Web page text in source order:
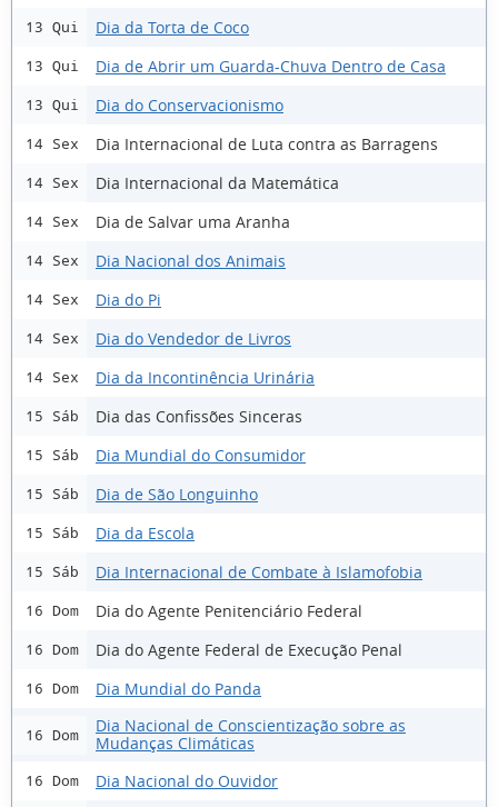
13 Qui Dia da Torta de Coco
13 Qui Dia de Abrir um Guarda-Chuva Dentro de Casa
13 Qui Dia do Conservacionismo
14 Sex Dia Internacional de Luta contra as Barragens
14 Sex Dia Internacional da Matemática
14 Sex Dia de Salvar uma Aranha
14 Sex Dia Nacional dos Animais
14 Sex Dia do Pi
14 Sex Dia do Vendedor de Livros
14 Sex Dia da Incontinência Urinária
15 Sáb Dia das Confissões Sinceras
15 Sáb Dia Mundial do Consumidor
15 Sáb Dia de São Longuinho
15 Sáb Dia da Escola
15 Sáb Dia Internacional de Combate à Islamofobia
16 Dom Dia do Agente Penitenciário Federal
16 Dom Dia do Agente Federal de Execução Penal
16 Dom Dia Mundial do Panda
16 Dom
Dia Nacional de Conscientização sobre as
Mudanças Climáticas
16 Dom Dia Nacional do Ouvidor